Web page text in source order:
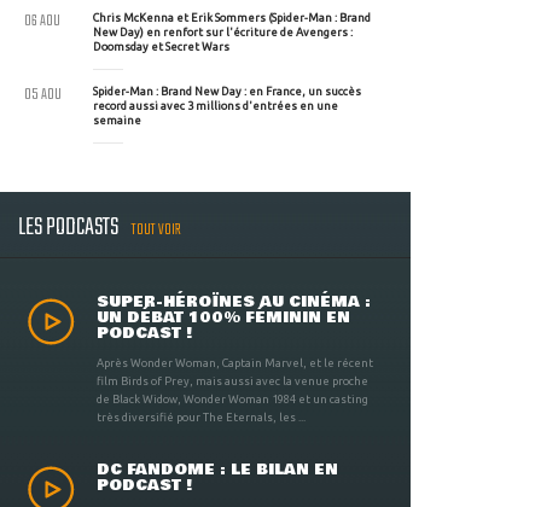
Chris McKenna et Erik Sommers (Spider-Man : Brand
New Day) en renfort sur l'écriture de Avengers :
Doomsday et Secret Wars
06 AOU
Spider-Man : Brand New Day : en France, un succès
record aussi avec 3 millions d'entrées en une
semaine
05 AOU
LES PODCASTS TOUT VOIR
SUPER-HÉROÏNES AU CINÉMA :
UN DÉBAT 100% FÉMININ EN
PODCAST !
Après Wonder Woman, Captain Marvel, et le récent
film Birds of Prey, mais aussi avec la venue proche
de Black Widow, Wonder Woman 1984 et un casting
très diversifié pour The Eternals, les ...
DC FANDOME : LE BILAN EN
PODCAST !